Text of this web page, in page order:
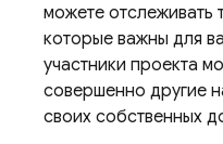
можете отслеживать
которые важны для
участники проекта
совершенно другие
своих собственных